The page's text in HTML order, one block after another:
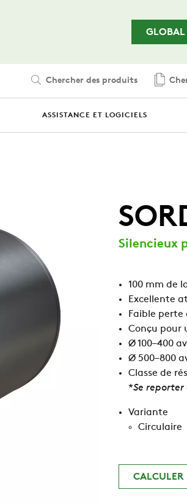
GLOBAL
Chercher des produits
ASSISTANCE ET LOGICIELS
Silencieux
100 mm de
Excellente
Faible perte
Conçu pour
Ø 100–400
Ø 500–800
Classe de
*Se
Variante
Circulaire
CALCULER